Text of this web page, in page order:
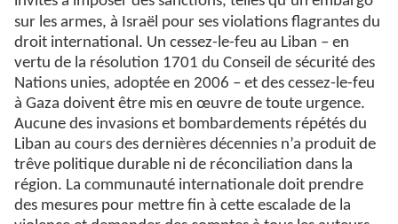
sur les armes, à Israël pour ses violations flagrantes du
droit international. Un cessez-le-feu au Liban – en
vertu de la résolution 1701 du Conseil de sécurité des
Nations unies, adoptée en 2006 – et des cessez-le-feu
à Gaza doivent être mis en œuvre de toute urgence.
Aucune des invasions et bombardements répétés du
Liban au cours des dernières décennies n’a produit de
trêve politique durable ni de réconciliation dans la
région. La communauté internationale doit prendre
des mesures pour mettre fin à cette escalade de la